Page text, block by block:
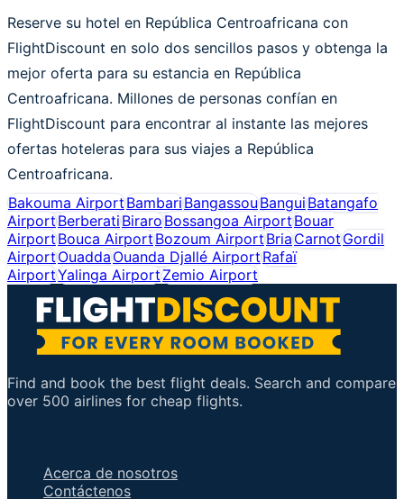
Reserve su hotel en República Centroafricana con
FlightDiscount en solo dos sencillos pasos y obtenga la
mejor oferta para su estancia en República
Centroafricana. Millones de personas confían en
FlightDiscount para encontrar al instante las mejores
ofertas hoteleras para sus viajes a República
Centroafricana.
Bakouma AirportBambariBangassouBanguiBatangafo
AirportBerberatiBiraroBossangoa AirportBouar
AirportBouca AirportBozoum AirportBriaCarnotGordil
AirportOuaddaOuanda Djallé AirportRafaï
AirportYalinga AirportZemio Airport
Find and book the best flight deals. Search and compare
over 500 airlines for cheap flights.
Acerca de nosotros
Contáctenos